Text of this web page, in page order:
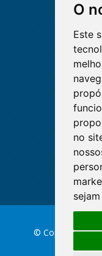
O
Este
no
© Copyright